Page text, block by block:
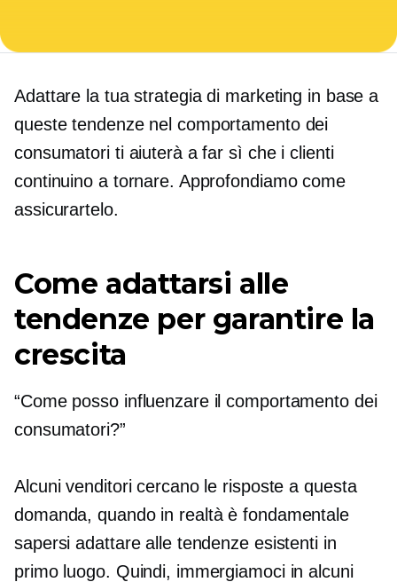
Adattare la tua strategia di marketing in base a
queste tendenze nel comportamento dei
consumatori ti aiuterà a far sì che i clienti
continuino a tornare. Approfondiamo come
assicurartelo.
Come adattarsi alle
tendenze per garantire la
crescita
“Come posso influenzare il comportamento dei
consumatori?”
Alcuni venditori cercano le risposte a questa
domanda, quando in realtà è fondamentale
sapersi adattare alle tendenze esistenti in
primo luogo. Quindi, immergiamoci in alcuni